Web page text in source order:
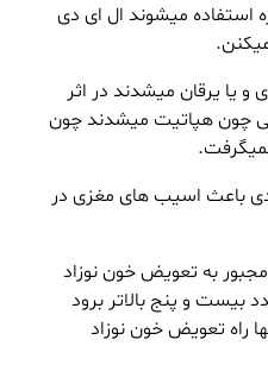
استفاده میشوند ال ای دی
و یا یرقان میشدند در اثر
چون هپاتیت میشدند چون
باعث اسیب های مغزی در
مجبور به تعویض خون نوزاد
بیست و پنج بالاتر برود
راه تعویض خون نوزاد